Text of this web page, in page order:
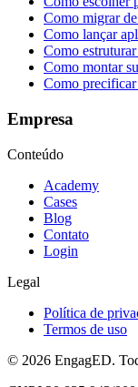
Como migrar
Como lançar
Como
Como montar
Como
Empresa
Conteúdo
Academy
Cases
Blog
Contato
Login
Legal
Política de
Termos de uso
© 2026 EngagED.